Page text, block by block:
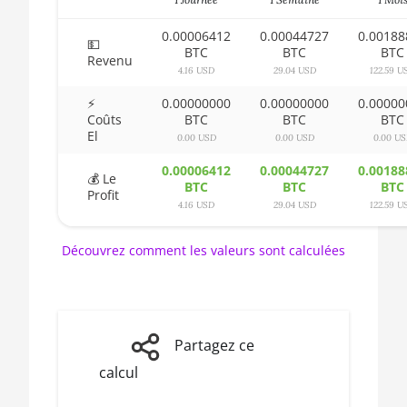
🇧🇹ㅤ BTN - Nu.
🇧🇼ㅤ BWP
🇧🇾ㅤ BYN
🇨🇦ㅤ CAD - CA$
🇨🇴ㅤ COP - CO$
🇨🇷ㅤ CRC - ₡
AMD CPU Ryzen 5
3600XT
5600X
AMD CPU Ryzen 5
AMD CPU Ryzen 7 1700
1700X
AMD CPU Ryzen 7 2700
AMD CPU Ryzen 7
💵
Revenu
0.00006412
BTC
4.16 USD
0.00044727
BTC
29.04 USD
BTC
122.59
⚡
Coûts
El
0.00000000
BTC
0.00 USD
0.00000000
BTC
0.00 USD
BTC
0.00
💰 Le
Profit
0.00006412
BTC
4.16 USD
0.00044727
BTC
29.04 USD
BTC
122.59
Découvrez comment les valeurs sont calculées
Partagez ce
calcul